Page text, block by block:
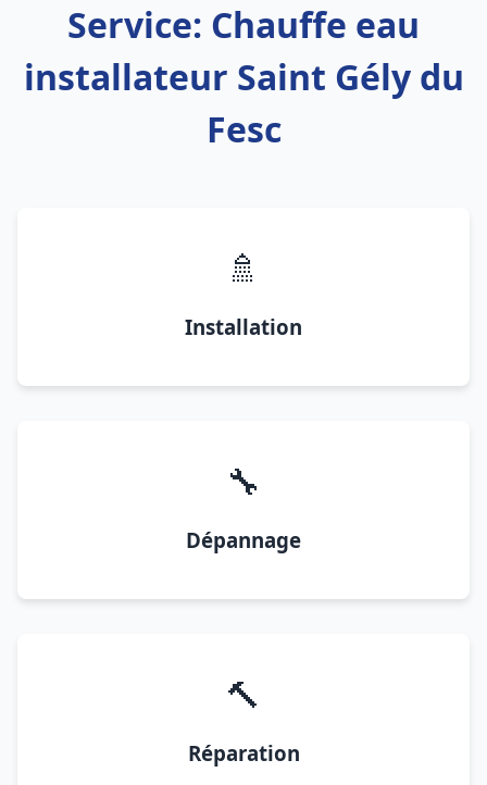
Service: Chauffe eau
installateur Saint Gély du
Fesc
🚿
Installation
🔧
Dépannage
🔨
Réparation